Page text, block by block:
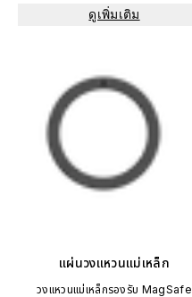
ดูเพิ่มเติม
แผ่นวงแหวนแม่เหล็ก
วงแหวนแม่เหล็กรองรับ MagSafe